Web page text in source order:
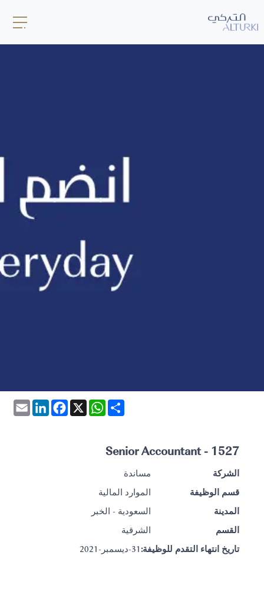
Email
LinkedInFacebook X
WhatsAppShare
1527 - Senior Accountant
الشركة مساندة
قسم الوظيفة الموارد المالية
المدينة السعودية - الخبر
القسم الشرقية
تاريخ انتهاء التقدم للوظيفة: 31-ديسمبر-2021